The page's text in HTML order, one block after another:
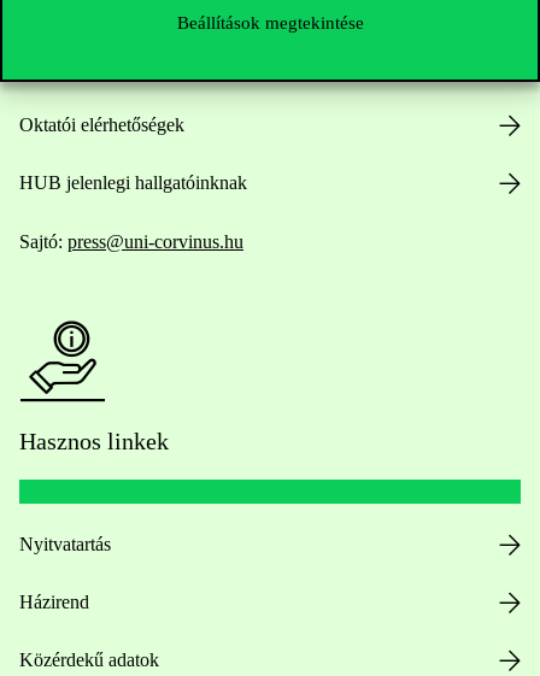
Beállítások megtekintése
Oktatói elérhetőségek
HUB jelenlegi hallgatóinknak
Sajtó: press@uni-corvinus.hu
Hasznos linkek
Nyitvatartás
Házirend
Közérdekű adatok